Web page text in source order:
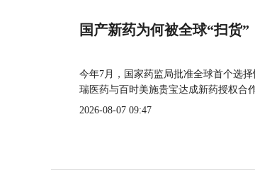
国产新药为何被全球“扫货”
今年7月，国家药监局批准全球首个选
瑞医药与百时美施贵宝达成新药授权合
2026-08-07 09:47